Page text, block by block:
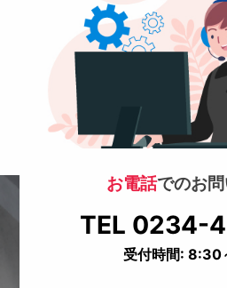
お電話でのお
TEL 0234-
受付時間: 8:30